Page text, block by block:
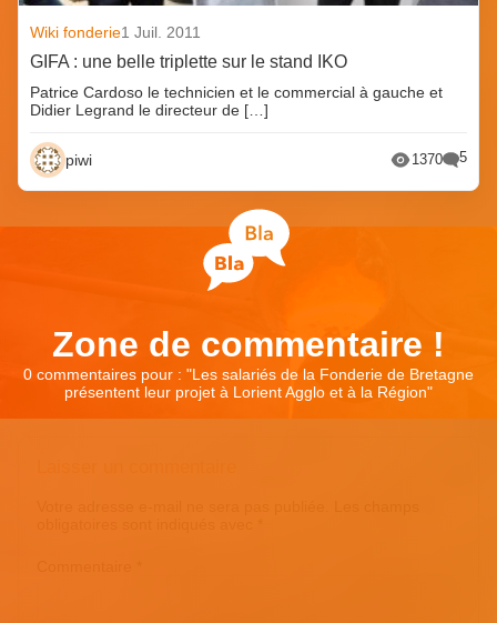
Wiki fonderie1 Juil. 2011
GIFA : une belle triplette sur le stand IKO
Patrice Cardoso le technicien et le commercial à gauche et
Didier Legrand le directeur de […]
piwi 1370 5
Zone de commentaire !
0 commentaires pour : "Les salariés de la Fonderie de Bretagne
présentent leur projet à Lorient Agglo et à la Région"